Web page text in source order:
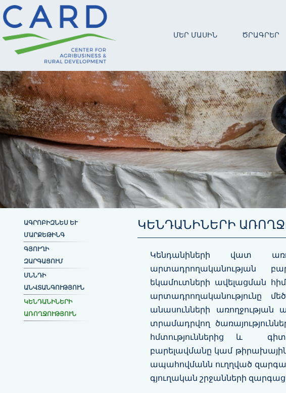
ՄԵՐ ՄԱՍԻՆ ԾՐԱԳՐԵՐ
ԱԳՐՈԲԻԶՆԵՍ ԵՒ Մ
ԱՐՔԵԹԻՆԳ
ԳՅՈՒՂԻ
ԶԱՐԳԱՑՈՒՄ
ՍՆՆԴԻ
ԱՆՎՏԱՆԳՈՒԹՅՈՒՆ
ԿԵՆԴԱՆԻՆԵՐԻ
ԱՌՈՂՋՈՒԹՅՈՒՆ
ԿԵՆԴԱՆԻՆԵՐԻ
Կենդանիների վատ
արտադրողականության
եկամուտների ավելացման
արտադրողականությունը
անասունների
տրամադրվող
հմտություններից և
բարելավմանը կամ
ապահովմանն ուղղված
գյուղական շրջանների